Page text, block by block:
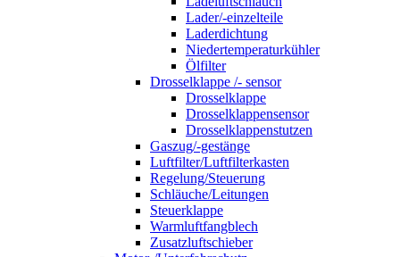
Lader/-einzelteile
Laderdichtung
Niedertemperaturkühler
Ölfilter
Drosselklappe /- sensor
Drosselklappe
Drosselklappensensor
Drosselklappenstutzen
Gaszug/-gestänge
Luftfilter/Luftfilterkasten
Regelung/Steuerung
Schläuche/Leitungen
Steuerklappe
Warmluftfangblech
Zusatzluftschieber